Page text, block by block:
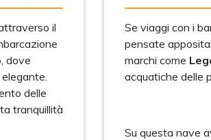
il
, dove
delle
tranquillità
Se viaggi con i
pensate
marchi come
acquatiche delle
Su questa nave